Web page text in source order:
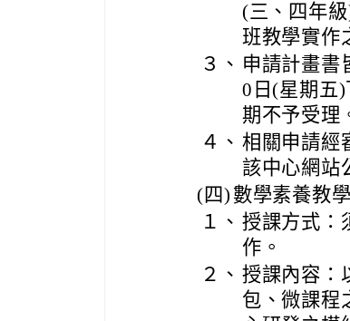
(三、四年
班教學實作
３、 申請計畫書
0日(星期五
期不予受理
４、 相關申請經
該中心網站
(四) 數學素養教
１、 授課方式：
作。
２、 授課內容：
包、微課程